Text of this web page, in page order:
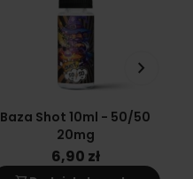
Baza Shot 10ml - 50/50
20mg
6,90 zł
keyboard_arrow_right